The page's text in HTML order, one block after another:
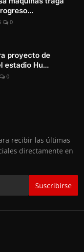
0
proyecto de
estadio Hu...
0
recibir las últimas
directamente en
Suscribirse